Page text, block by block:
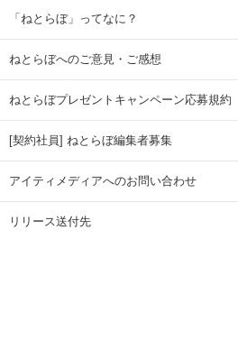
「ねとらぼ」ってなに？
ねとらぼへのご意見・ご感想
ねとらぼプレゼントキャンペーン応募規約
[契約社員] ねとらぼ編集者募集
アイティメディアへのお問い合わせ
リリース送付先